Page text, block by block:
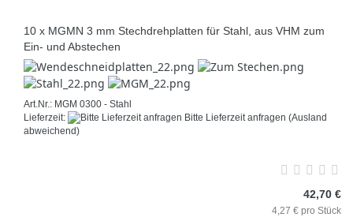
10 x MGMN 3 mm Stechdrehplatten für Stahl, aus VHM zum
Ein- und Abstechen
Art.Nr.: MGM 0300 - Stahl
Lieferzeit:
Bitte Lieferzeit anfragen (Ausland
abweichend)
42,70 €
4,27 € pro Stück